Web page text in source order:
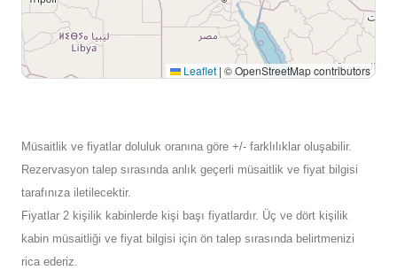
Leaflet | © OpenStreetMap contributors
Müsaitlik ve fiyatlar doluluk oranına göre +/- farklılıklar oluşabilir.
Rezervasyon talep sırasında anlık geçerli müsaitlik ve fiyat bilgisi
tarafınıza iletilecektir.
Fiyatlar 2 kişilik kabinlerde kişi başı fiyatlardır. Üç ve dört kişilik
kabin müsaitliği ve fiyat bilgisi için ön talep sırasında belirtmenizi
rica ederiz.